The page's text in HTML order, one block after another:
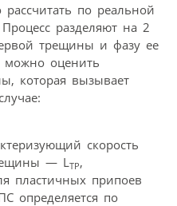
по реальной
разделяют на 2
трещины и фазу ее
можно оценить
которая вызывает
скорость
— L TP,
пластичных припоев
определяется по